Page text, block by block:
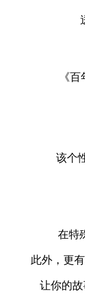
《
该个
在特
此外，更
让你的